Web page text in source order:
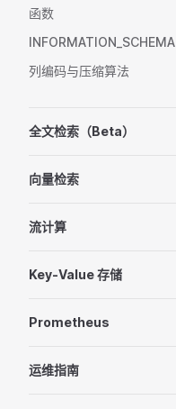
函数
INFORMATION_SCHEMA
列编码与压缩算法
全文检索（Beta）
向量检索
流计算
Key-Value 存储
Prometheus
运维指南